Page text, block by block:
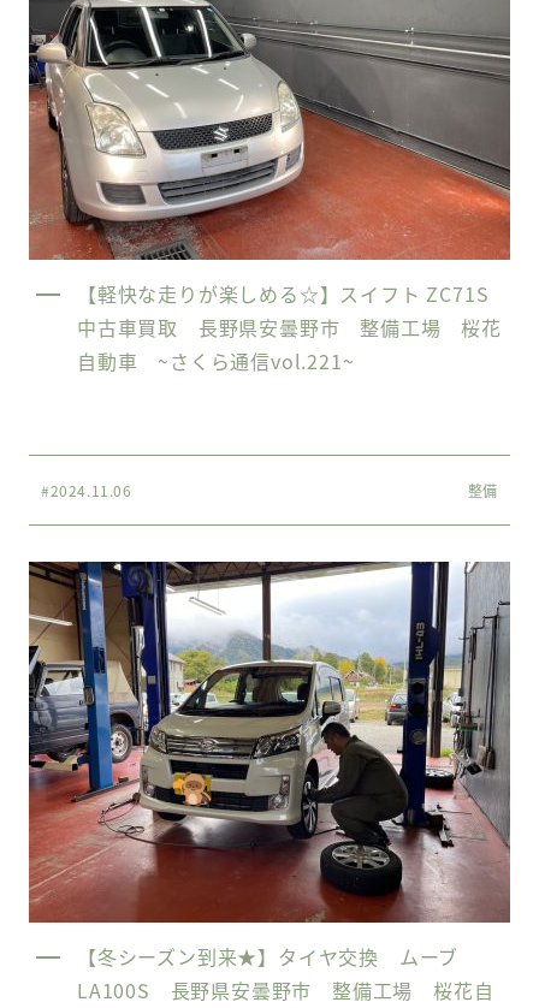
【軽快な走りが楽しめる☆】スイフト ZC71S
中古車買取 長野県安曇野市 整備工場 桜花
自動車 ~さくら通信vol.221~
#2024.11.06 整備
【冬シーズン到来★】タイヤ交換 ムーブ
LA100S 長野県安曇野市 整備工場 桜花自